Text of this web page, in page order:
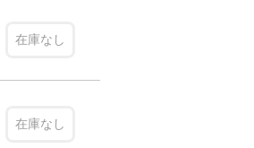
在庫なし
在庫なし